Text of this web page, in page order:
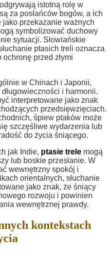
odgrywają istotną rolę w
za posłańców bogów, a ich
przekazanie ważnych
symbolizować duchowy
sytuacji. Słowiańskie
ptasich treli oznacza
przed złymi
w Chinach i Japonii,
i harmonii.
interpretowane jako znak
przedsięwzięciach.
śpiew ptaków może
szczęśliwe wydarzenia lub
do życia śniącego.
jak Indie, ptasie trele mogą
lub boskie przesłanie. W
wewnętrzny spokój i
orientalnych, słuchanie
jako znak, że śniący
rozwoju i powinien
wewnętrznej prawdy.
kontekstach